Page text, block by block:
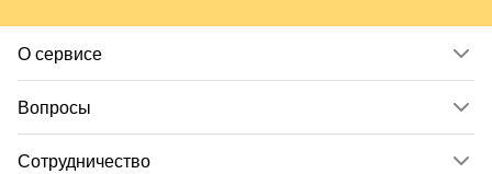
О сервисе
Вопросы
Сотрудничество